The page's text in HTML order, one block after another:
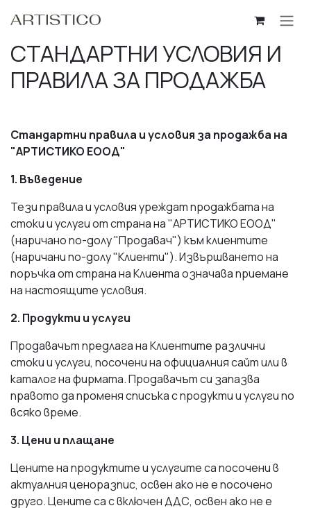
СТАНДАРТНИ УСЛОВИЯ И
ПРАВИЛА ЗА ПРОДАЖБА
Стандартни правила и условия за продажба на
"АРТИСТИКО ЕООД"
1. Въведение
Тези правила и условия уреждат продажбата на
стоки и услуги от страна на "АРТИСТИКО ЕООД"
(наричано по-долу "Продавач") към клиентите
(наричани по-долу "Клиенти"). Извършването на
поръчка от страна на Клиента означава приемане
на настоящите условия.
2. Продукти и услуги
Продавачът предлага на Клиентите различни
стоки и услуги, посочени на официалния сайт или в
каталог на фирмата. Продавачът си запазва
правото да променя списъка с продукти и услуги по
всяко време.
3. Цени и плащане
Цените на продуктите и услугите са посочени в
актуалния ценоразпис, освен ако не е посочено
друго. Цените са с включен ДДС, освен ако не е